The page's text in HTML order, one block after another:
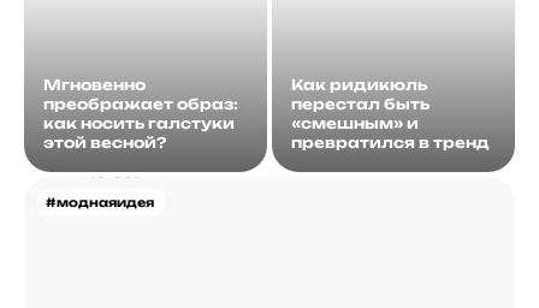
Мгновенно
преображает образ:
как носить галстуки
этой весной?
#моднаяидея
Как ридикюль
перестал быть
«смешным» и
превратился в тренд